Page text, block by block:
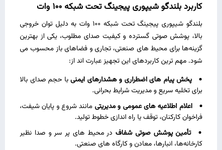
کاربرد بلندگو شیپوری پیجینگ تحت شبکه 100 وات
بلندگو شیپوری پیجینگ تحت شبکه 100 وات به دلیل توان خروجی
بالا، پوشش صوتی گسترده و کیفیت صدای مطلوب، یکی از بهترین
گزینه‌ها برای محیط‌ های صنعتی، تجاری و فضاهای باز محسوب می‌
شود. مهم‌ ترین کاربردهای این تجهیز عبارت‌ اند از:
پخش پیام‌ های اضطراری و هشدارهای ایمنیبا حجم صدای بالا
برای تخلیه سریع و مدیریت شرایط بحرانی.
اعلام اطلاعیه‌ های عمومی و مدیریتی مانند شروع و پایان شیفت،
فراخوان کارکنان، توقف یا راه‌ اندازی خطوط تولید.
تأمین پوشش صوتی شفاف در محیط‌ های پر سر و صدا نظیر
کارخانه‌ها، انبارها، معادن و کارگاه‌ های صنعتی.